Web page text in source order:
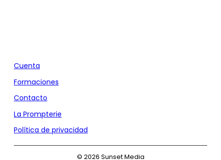
Cuenta
Formaciones
Contacto
La Prompterie
Política de privacidad
© 2026 Sunset Media